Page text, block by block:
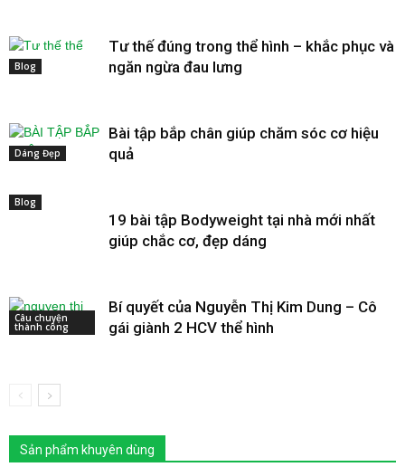
Blog
Tư thế đúng trong thể hình – khắc phục và
ngăn ngừa đau lưng
Dáng Đẹp
Bài tập bắp chân giúp chăm sóc cơ hiệu
quả
Blog
19 bài tập Bodyweight tại nhà mới nhất
giúp chắc cơ, đẹp dáng
Câu chuyện
thành công
Bí quyết của Nguyễn Thị Kim Dung – Cô
gái giành 2 HCV thể hình
Sản phẩm khuyên dùng